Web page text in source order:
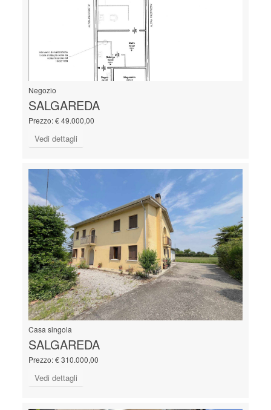
Negozio
SALGAREDA
Prezzo: € 49.000,00
Vedi dettagli
Casa singola
SALGAREDA
Prezzo: € 310.000,00
Vedi dettagli